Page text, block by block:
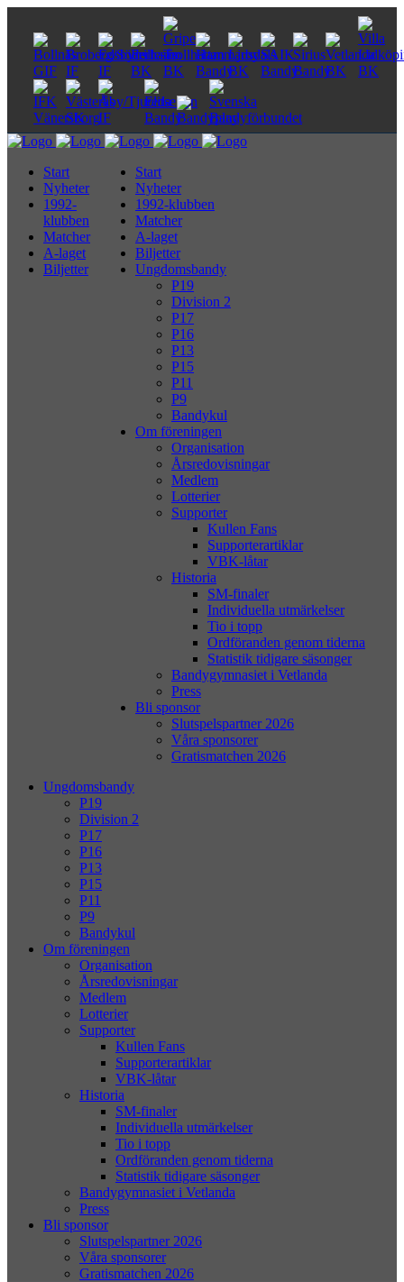
Start
Nyheter
1992-klubben
Matcher
A-laget
Biljetter
Ungdomsbandy
P19
Division 2
P17
P16
P13
P15
P11
P9
Bandykul
Om föreningen
Organisation
Årsredovisningar
Medlem
Lotterier
Supporter
Kullen Fans
Supporterartiklar
VBK-låtar
Historia
SM-finaler
Individuella utmärkelser
Tio i topp
Ordföranden genom tiderna
Statistik tidigare säsonger
Bandygymnasiet i Vetlanda
Press
Bli sponsor
Slutspelspartner 2026
Våra sponsorer
Gratismatchen 2026
Start
Nyheter
1992-
klubben
Matcher
A-laget
Biljetter
Ungdomsbandy
P19
Division 2
P17
P16
P13
P15
P11
P9
Bandykul
Om föreningen
Organisation
Årsredovisningar
Medlem
Lotterier
Supporter
Kullen Fans
Supporterartiklar
VBK-låtar
Historia
SM-finaler
Individuella utmärkelser
Tio i topp
Ordföranden genom tiderna
Statistik tidigare säsonger
Bandygymnasiet i Vetlanda
Press
Bli sponsor
Slutspelspartner 2026
Våra sponsorer
Gratismatchen 2026